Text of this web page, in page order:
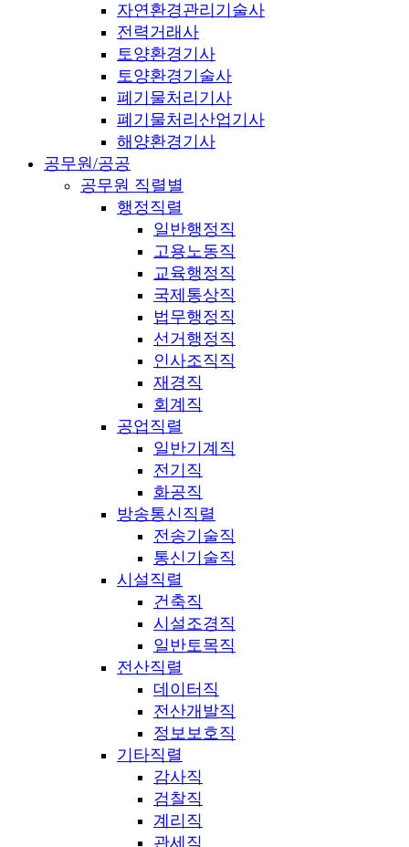
자연환경관리기술사
전력거래사
토양환경기사
토양환경기술사
폐기물처리기사
폐기물처리산업기사
해양환경기사
공무원/공공
공무원 직렬별
행정직렬
일반행정직
고용노동직
교육행정직
국제통상직
법무행정직
선거행정직
인사조직직
재경직
회계직
공업직렬
일반기계직
전기직
화공직
방송통신직렬
전송기술직
통신기술직
시설직렬
건축직
시설조경직
일반토목직
전산직렬
데이터직
전산개발직
정보보호직
기타직렬
감사직
검찰직
계리직
관세직